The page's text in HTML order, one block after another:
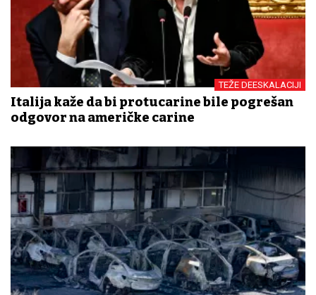
TEŽE DEESKALACIJI
Italija kaže da bi protucarine bile pogrešan
odgovor na američke carine